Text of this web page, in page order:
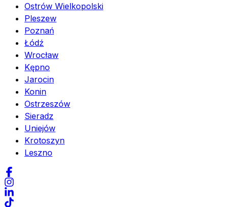
Ostrów Wielkopolski
Pleszew
Poznań
Łódź
Wrocław
Kępno
Jarocin
Konin
Ostrzeszów
Sieradz
Uniejów
Krotoszyn
Leszno